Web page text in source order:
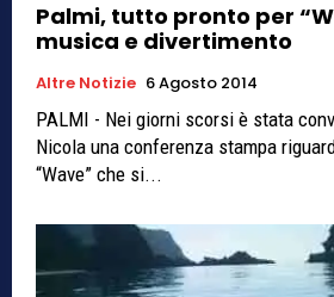
Palmi, tutto pronto per
musica e divertimento
Altre Notizie 6 Agosto 2014
PALMI - Nei giorni scorsi è stata
Nicola una conferenza stampa
“Wave” che si...